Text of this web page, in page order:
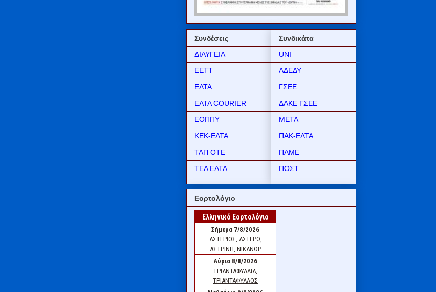
Συνδέσεις
ΔΙΑΥΓΕΙΑ
ΕΕΤΤ
ΕΛΤΑ
ΕΛΤΑ COURIER
ΕΟΠΠΥ
ΚΕΚ-ΕΛΤΑ
ΤΑΠ ΟΤΕ
ΤΕΑ ΕΛΤΑ
Συνδικάτα
UNI
ΑΔΕΔΥ
ΓΣΕΕ
ΔΑΚΕ ΓΣΕΕ
ΜΕΤΑ
ΠΑΚ-ΕΛΤΑ
ΠΑΜΕ
ΠΟΣΤ
Εορτολόγιο